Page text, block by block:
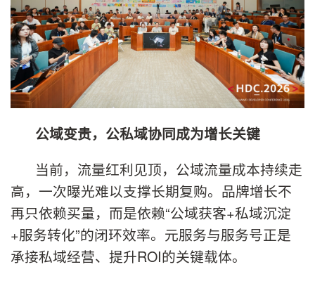
公域变贵，公私域协同成为增长关键
当前，流量红利见顶，公域流量成本持续走
高，一次曝光难以支撑长期复购。品牌增长不
再只依赖买量，而是依赖“公域获客+私域沉淀
+服务转化”的闭环效率。元服务与服务号正是
承接私域经营、提升ROI的关键载体。